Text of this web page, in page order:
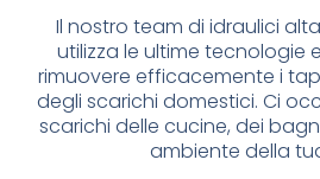
Il nostro team di idraulici
utilizza le ultime tecnologie
rimuovere efficacemente i
degli scarichi domestici. Ci
scarichi delle cucine, dei
ambiente della